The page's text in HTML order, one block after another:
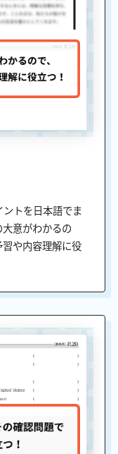
トを日本語でま
意がわかるの
や内容理解に役